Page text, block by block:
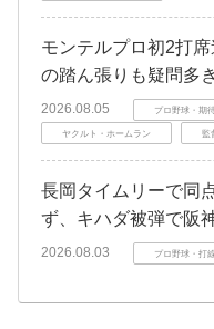
モンテルプロ初2打
の踏ん張りも疑問多
2026.08.05 プロ野球・期
ヤクルト・ホームラン 監
長岡タイムリーで同
ず、キハダ被弾で阪
2026.08.03 プロ野球・打線